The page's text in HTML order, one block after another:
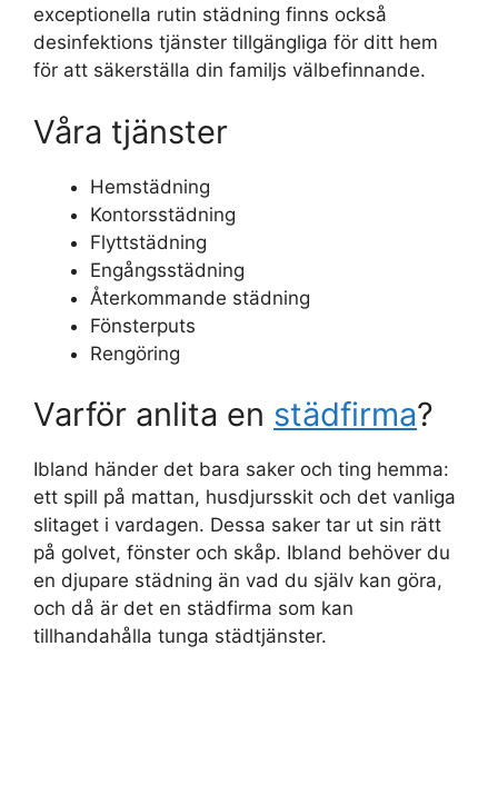
exceptionella rutin städning finns också
desinfektions tjänster tillgängliga för ditt hem
för att säkerställa din familjs välbefinnande.
Våra tjänster
Hemstädning
Kontorsstädning
Flyttstädning
Engångsstädning
Återkommande städning
Fönsterputs
Rengöring
Varför anlita en städfirma?
Ibland händer det bara saker och ting hemma:
ett spill på mattan, husdjursskit och det vanliga
slitaget i vardagen. Dessa saker tar ut sin rätt
på golvet, fönster och skåp. Ibland behöver du
en djupare städning än vad du själv kan göra,
och då är det en städfirma som kan
tillhandahålla tunga städtjänster.